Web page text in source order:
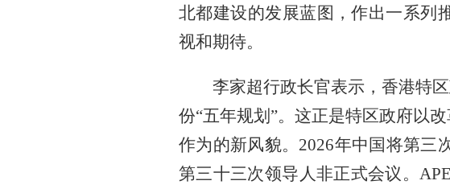
北都建设的发展蓝图，作出一系列
视和期待。
李家超行政长官表示，香港特
份“五年规划”。这正是特区政府以
作为的新风貌。2026年中国将第三
第三十三次领导人非正式会议。